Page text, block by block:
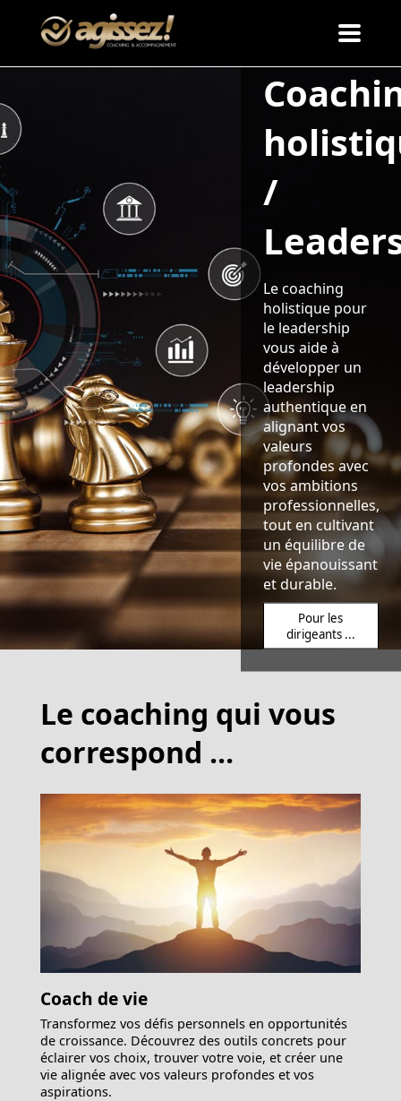
/
Le coaching
holistique pour
le leadership
vous aide à
développer un
leadership
authentique en
alignant vos
valeurs
profondes avec
vos ambitions
professionnelles,
tout en cultivant
un équilibre de
vie épanouissant
et durable.
Pour les
dirigeants ...
Le coaching qui vous
correspond ...
Coach de vie
Transformez vos défis personnels en opportunités
de croissance. Découvrez des outils concrets pour
éclairer vos choix, trouver votre voie, et créer une
vie alignée avec vos valeurs profondes et vos
aspirations.